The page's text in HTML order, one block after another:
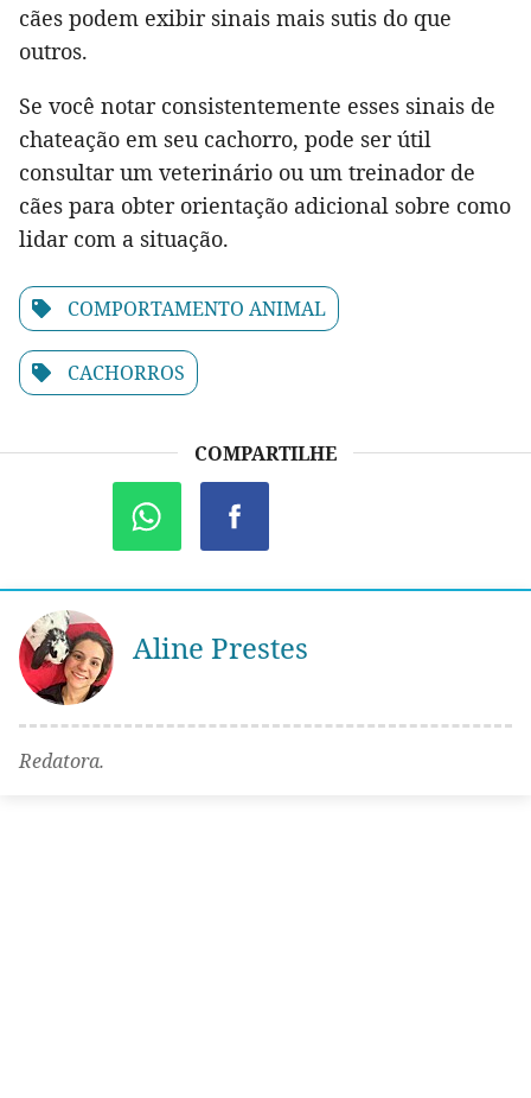
cães podem exibir sinais mais sutis do que
outros.
Se você notar consistentemente esses sinais de
chateação em seu cachorro, pode ser útil
consultar um veterinário ou um treinador de
cães para obter orientação adicional sobre como
lidar com a situação.
COMPORTAMENTO ANIMAL
CACHORROS
COMPARTILHE
Aline Prestes
Redatora.